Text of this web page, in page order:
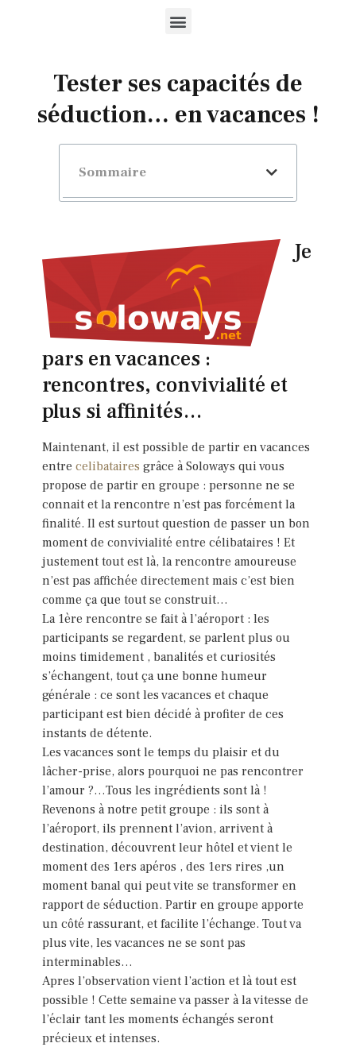
Tester ses capacités de
séduction… en vacances !
Sommaire
Je
pars en vacances :
rencontres, convivialité et
plus si affinités…
Maintenant, il est possible de partir en vacances
entre celibataires grâce à Soloways qui vous
propose de partir en groupe : personne ne se
connait et la rencontre n’est pas forcément la
finalité. Il est surtout question de passer un bon
moment de convivialité entre célibataires ! Et
justement tout est là, la rencontre amoureuse
n’est pas affichée directement mais c’est bien
comme ça que tout se construit…
La 1ère rencontre se fait à l’aéroport : les
participants se regardent, se parlent plus ou
moins timidement , banalités et curiosités
s’échangent, tout ça une bonne humeur
générale : ce sont les vacances et chaque
participant est bien décidé à profiter de ces
instants de détente.
Les vacances sont le temps du plaisir et du
lâcher-prise, alors pourquoi ne pas rencontrer
l’amour ?…Tous les ingrédients sont là !
Revenons à notre petit groupe : ils sont à
l’aéroport, ils prennent l’avion, arrivent à
destination, découvrent leur hôtel et vient le
moment des 1ers apéros , des 1ers rires ,un
moment banal qui peut vite se transformer en
rapport de séduction. Partir en groupe apporte
un côté rassurant, et facilite l’échange. Tout va
plus vite, les vacances ne se sont pas
interminables…
Apres l’observation vient l’action et là tout est
possible ! Cette semaine va passer à la vitesse de
l’éclair tant les moments échangés seront
précieux et intenses.